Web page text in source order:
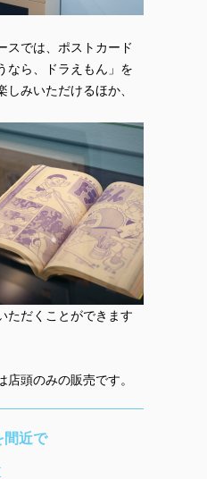
スでは、ポストカード
なら、ドラえもん」を
しみいただけるほか、
ただくことができます
頭のみの販売です。
間近で